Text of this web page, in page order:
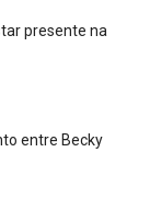
presente na
entre Becky